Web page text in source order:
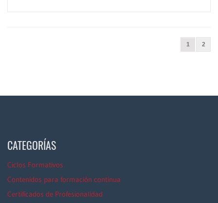
1 2
CATEGORÍAS
Ciclos Formativos
Contenidos para formación continua
Certificados de Profesionalidad